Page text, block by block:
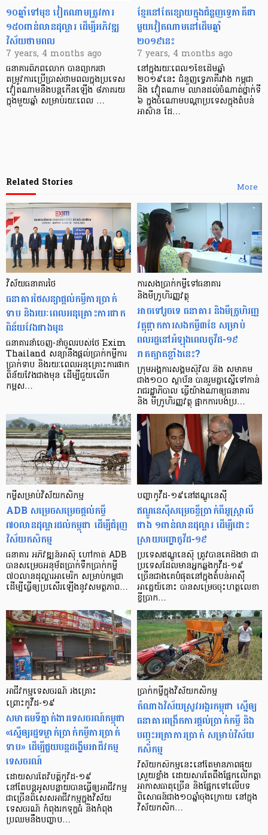
១០ឆ្នាំ​ទៅមុខ វៀតណាមត្រូវការ
១៥០​ពាន់​លានដុល្លារ ដើម្បី​អភិវឌ្ឍ​
វិស័យ​ថាមពល
7 years, 4 months ago
ធនាគារ​ពិភពលោក ​បាន​ព្យាករ​​ថា
តម្រូវការ​ប្រើប្រាស់​ថាមពល​ក្នុង​ប្រទេស​
វៀតណាម​នឹង​បន្ត​កើន​ឡើង ៨​ភាគរយ​
ក្នុង​មួយ​ឆ្នាំ សម្រាប់​រយៈពេល …
ខ្មែរនៅតែខ្សោយក្នុងជំនួញទ្វេភាគីជា
មួយវៀតណាមនៅដើមឆ្នាំ
២០១៩នេះ
7 years, 4 months ago
នៅក្នុងរយៈពេល១ខែដើមឆ្នាំ
២០១៩នេះ ជំនួញទ្វេភាគីរវាង កម្ពុជា
និង វៀតណាម ឈានដល់ចំណាត់ថ្នាក់ទី
៦ ក្នុងចំណោមបណ្តាប្រទេសក្នុងតំបន់
អាស៊ាន ដែ…
More
Related Stories
វិស័យធនាគារថៃ
ធនាគារថៃសន្យាផ្តល់កម្ចីការប្រាក់
ទាប និងរយៈពេលអនុគ្រោះការផាក
ពិន័យវែងជាងមុន
ធនាគារនាំចេញ-នាំចូលរបស់ថៃ Exim
Thailand សន្យានឹងផ្ដល់ប្រាក់កម្ចីការ
ប្រាក់ទាប និងរយៈពេលអនុគ្រោះការផាក
ពិន័យវែងជាងមុន ដើម្បីជួយលើក
កម្ពស…
ការសងប្រាក់កម្ចីទៅធនាគារ
និងមីក្រូហិរញ្ញវត្ថុ
អាចទៅរួចទេ ធនាគារ និងមីក្រូហិរញ្ញ
វត្ថុផ្អាកការសងកម្ចី៣ខែ សម្រាប់
ពលរដ្ឋ​នៅអំឡុងពេលកូវីដ-១៩
រាតត្បាតខ្លាំងនេះ?
ក្រុមអង្គការសង្គមស៊ីវិល និង សមាគម
ជាង១០០ ស្ថាប័ន បានរួមគ្នាស្នើទៅកាន់
រាជរដ្ឋាភិបាល ធ្វើយ៉ាងណាឲ្យធនាគារ
និង មីក្រូហិរញ្ញវត្ថុ ផ្អាកការបង់ប្រ…
កម្ចី​សម្រាប់​វិស័យ​កសិកម្ម
ADB សម្រេចសម្រេចផ្ដល់កម្ចី
៧០លានដុល្លារដល់កម្ពុជា ដើម្បីជំរុញ
វិស័យកសិកម្ម
ធនាគារ អភិវឌ្ឍន៍អាស៊ី ហៅកាត់ ADB
បានសម្រេចអនុម័តប្រាក់ទឹកប្រាក់កម្ចី
៧០លានដុល្លារអាមេរិក សម្រាប់កម្ពុជា
ដើម្បីធ្វើឲ្យប្រសើរឡើងនូវសមត្ថភាព…
បញ្ហាកូវីដ-១៩នៅឥណ្ឌូនេស៊ី
ឥណ្ឌូនេស៊ីសម្រេចខ្ចីប្រាក់ពីអូស្ត្រាលី
ជាង ១ពាន់លានដុល្លារ ដើម្បីដោះ
ស្រាយបញ្ហាកូវីដ-១៩
ប្រទេសឥណ្ឌូនេស៊ី ត្រូវបានគេដឹងថា ជា
ប្រទេសដែលមានអ្នកឆ្លងកូវីដ-១៩
ច្រើនជាងគេបំផុតនៅក្នុងតំបន់អាស៊ី
អាគ្នេយ៍នោះ បានសម្រេចចុះហត្ថលេខា
ខ្ចីប្រាក…
អាជីវកម្មទេសចរណ៍ រងគ្រោះ
ព្រោះកូវីដ-១៩
សមាគមទីភ្នាក់ងារទេសចរណ៍កម្ពុជា
«ស្នើឲ្យរដ្ឋទម្លាក់ប្រាក់កម្ចីការប្រាក់
ទាប» ដើម្បីជួយបន្ដដង្ហើមអាជីវកម្ម
ទេសចរណ៍
ដោយសារតែវិបត្តិកូវីដ-១៩
នៅតែបន្ដអូសបន្លាយបានធ្វើឲ្យអាជីវកម្ម
ជាច្រើនពិសេសអាជីវកម្មក្នុងវិស័យ
ទេសចរណ៍ កំពុងរកទុក្ខធំ និងកំពុង
ប្រឈមនឹងបញ្ហាប…
ប្រាក់​កម្ចី​ក្នុងវិស័យកសិកម្ម
តំណាងវិស័យស្រូវអង្ករកម្ពុជា ស្នើឲ្យ
ធនាគារពង្រីកការផ្ដល់ប្រាក់កម្ចី និង
បញ្ចុះអត្រាការប្រាក់ សម្រាប់វិស័យ
កសិកម្ម
វិស័យកសិកម្មនេះនៅតែមានភាពផុយ
ស្រួយខ្លាំង ដោយសារតែពឹងផ្អែកលើកត្តា
អាកាសធាតុច្រើន និងផ្អែកទៅលើបទ
ពិសោធន៍ជាង១០ឆ្នាំចុងក្រោយ នៅក្នុង
វិស័យកសិក…